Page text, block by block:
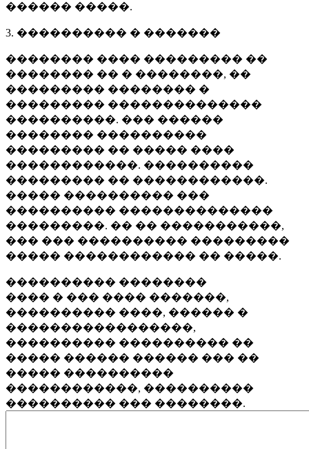
������ �����.
3. ���������� � �������
�������� ���� ��������� ��
�������� �� � ��������, ��
��������� �������� �
��������� ��������������
����������. ��� ������
�������� ����������
��������� �� ����� ����
������������. ����������
��������� �� ������������.
����� ���������� ���
���������� ��������������
���������. �� �� �����������,
��� ��� ���������� ���������
����� ������������ �� �����.
���������� ��������
���� � ��� ���� �������,
���������� ����, ������ �
�����������������,
���������� ���������� ��
����� ������ ������ ��� ��
����� ����������
������������, ����������
���������� ��� ��������.